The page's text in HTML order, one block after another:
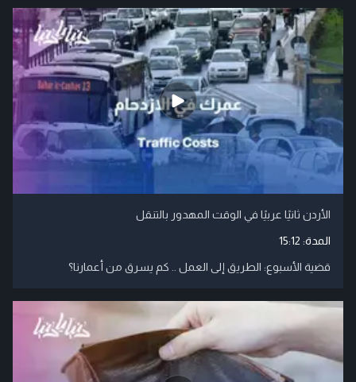
الأردن ثانيًا عربيًا في الوقت المهدور بالتنقل
المدة: 15:12
قضية الأسبوع: الطريق إلى العمل .. كم يسرق من أعمارنا؟